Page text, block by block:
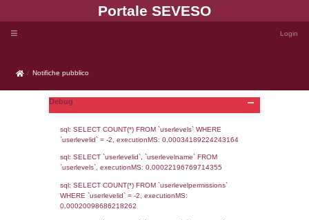
Portale
Notifiche pubblico
Notifiche pubblico
Debug
sql: SELECT COUNT(*) FROM `userlevels`